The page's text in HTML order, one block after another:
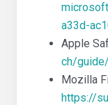
a33d-
Apple
ch/
Mozilla
https://